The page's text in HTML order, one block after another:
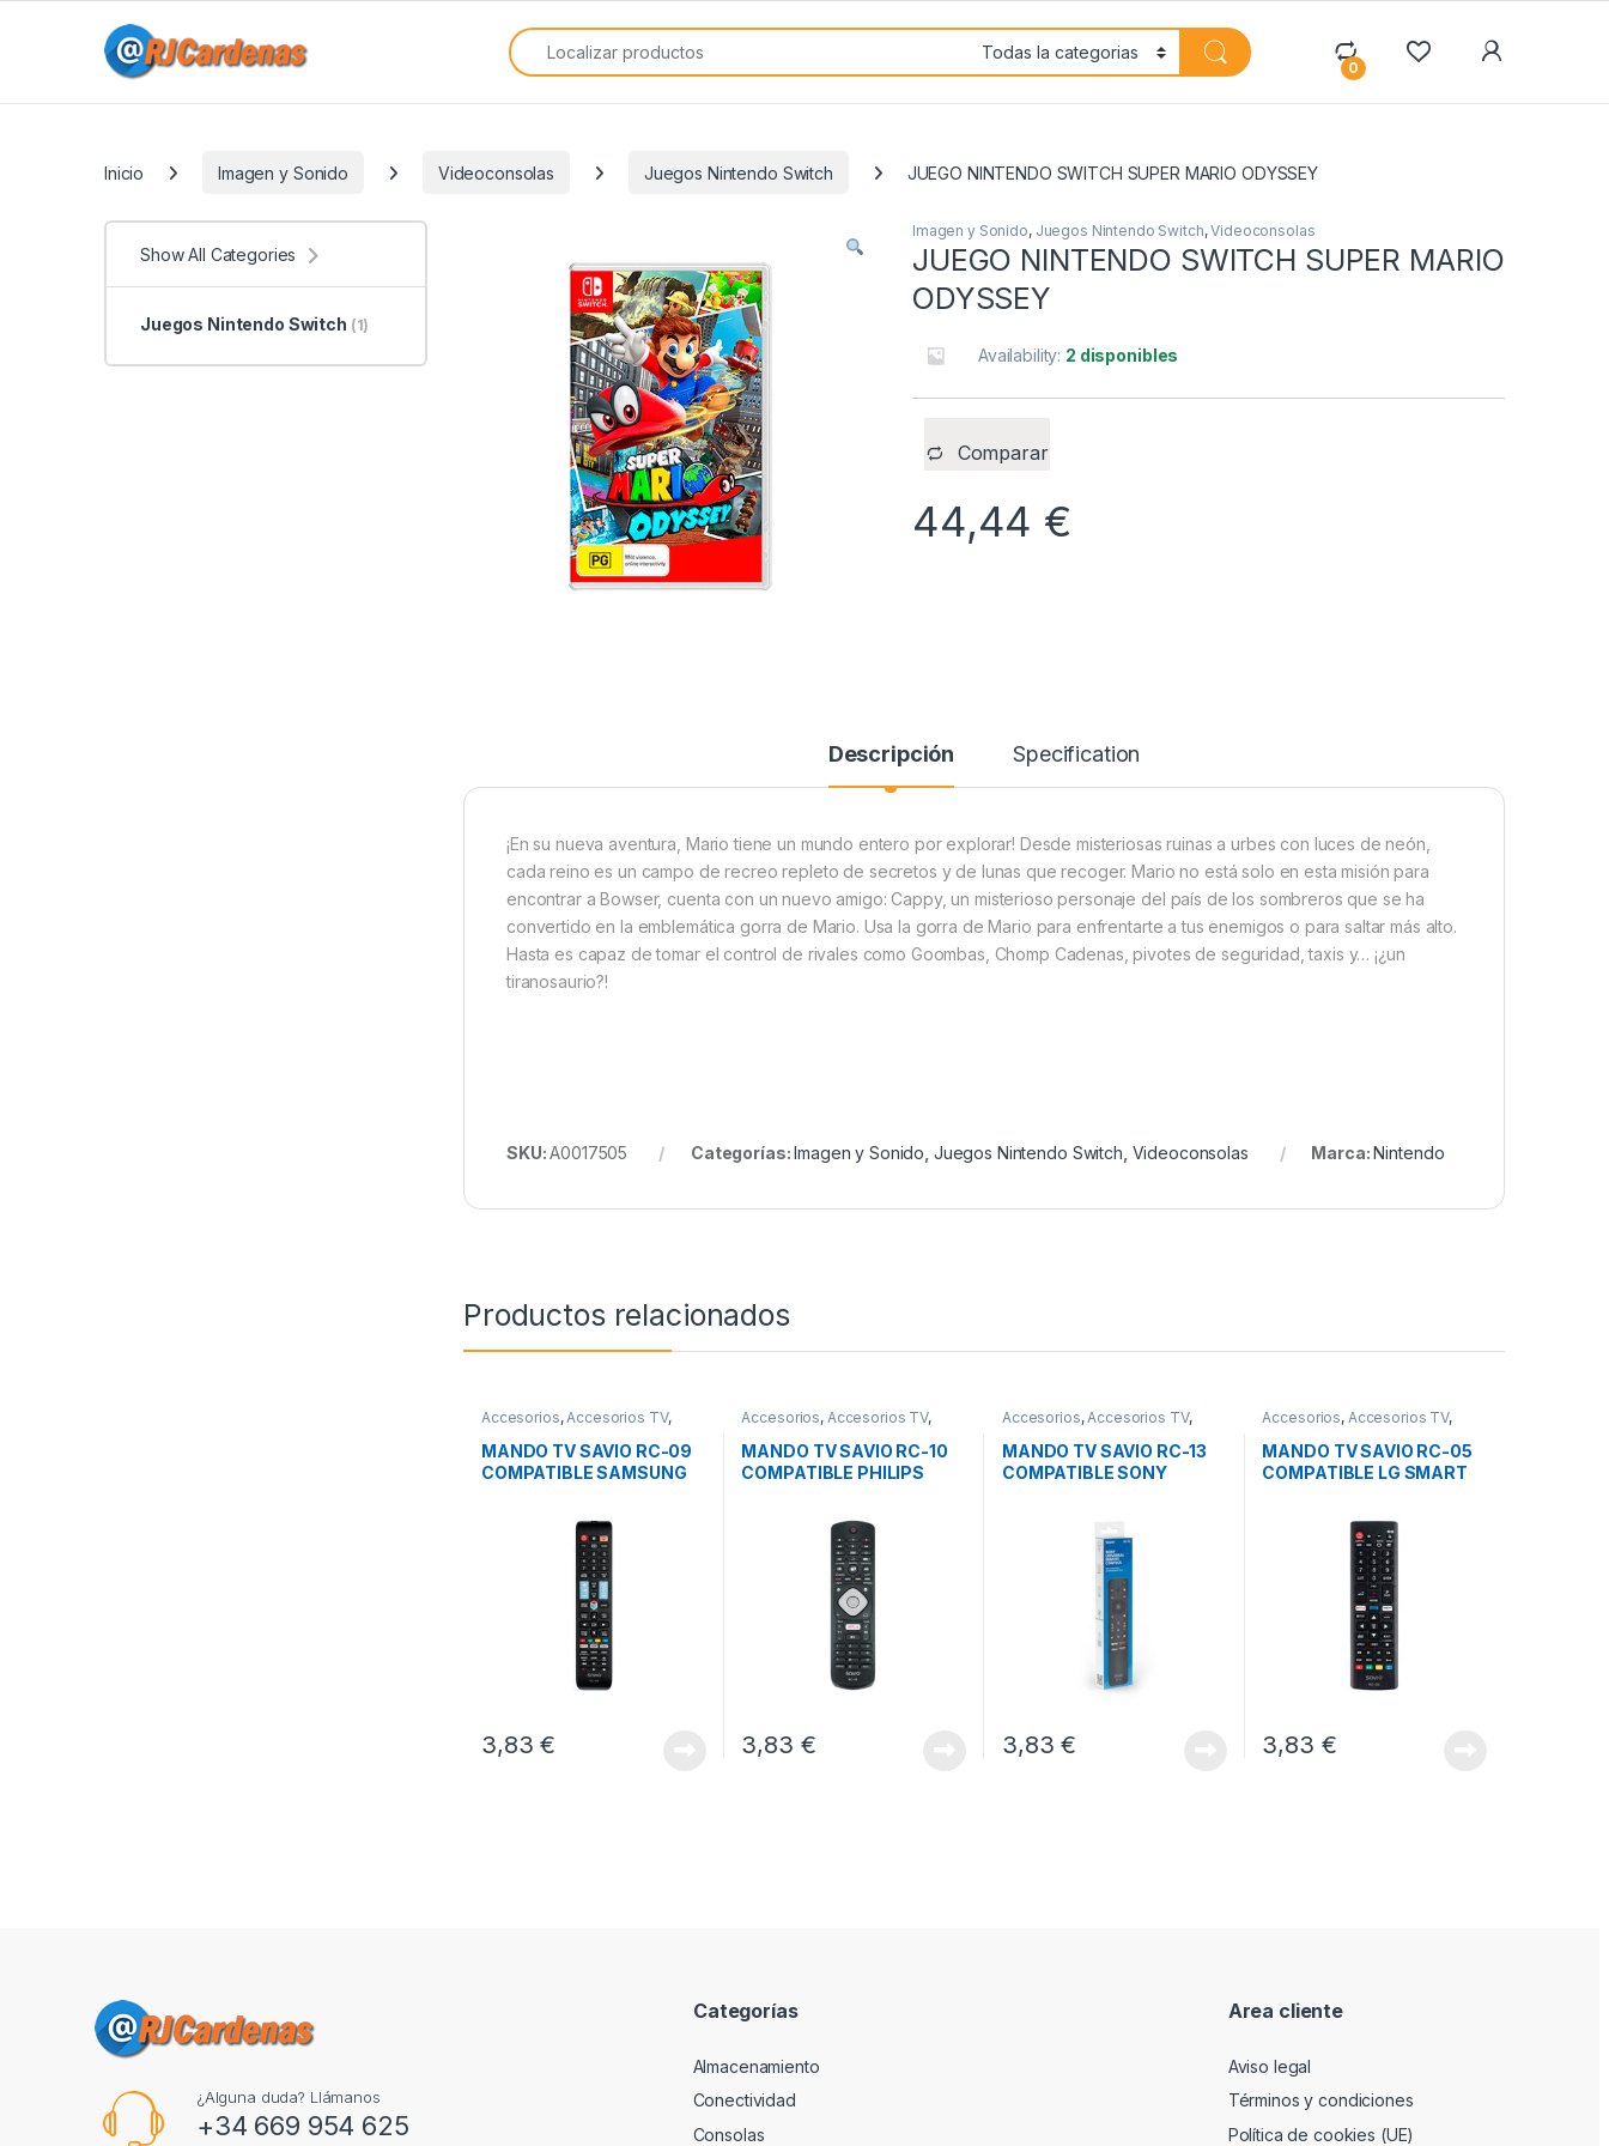
Search for:
0
Inicio Imagen y Sonido Videoconsolas Juegos Nintendo Switch JUEGO NINTENDO SWITCH SUPER MARIO ODYSSEY
Imagen y Sonido, Juegos Nintendo Switch,Videoconsolas
JUEGO NINTENDO SWITCH SUPER MARIO
ODYSSEY
Availability: 2 disponibles
Comparar
44,44 €
Descripción Specification
¡En su nueva aventura, Mario tiene un mundo entero por explorar! Desde misteriosas ruinas a urbes con luces de neón,
cada reino es un campo de recreo repleto de secretos y de lunas que recoger. Mario no está solo en esta misión para
encontrar a Bowser, cuenta con un nuevo amigo: Cappy, un misterioso personaje del país de los sombreros que se ha
convertido en la emblemática gorra de Mario. Usa la gorra de Mario para enfrentarte a tus enemigos o para saltar más alto.
Hasta es capaz de tomar el control de rivales como Goombas, Chomp Cadenas, pivotes de seguridad, taxis y… ¡¿un
tiranosaurio?!
SKU:A0017505 Categorías:Imagen y Sonido Juegos Nintendo Switch Videoconsolas Marca:Nintendo
Productos relacionados
Accesorios,Accesorios TV,
MANDO TV SAVIO RC-09
COMPATIBLE SAMSUNG
3,83€
Accesorios, Accesorios TV,
MANDO TV SAVIO RC-10
COMPATIBLE PHILIPS
3,83 €
Accesorios,Accesorios TV,
MANDO TV SAVIO RC-13
COMPATIBLE SONY
3,83€
Accesorios, Accesorios TV,
MANDO TV SAVIO RC-05
COMPATIBLE LG SMART
3,83 €
Show All Categories
Juegos Nintendo Switch (1)
¿Alguna duda? Llámanos
+34 669 954 625
Categorías
Almacenamiento
Conectividad
Consolas
Area cliente
Aviso legal
Términos y condiciones
Política de cookies (UE)